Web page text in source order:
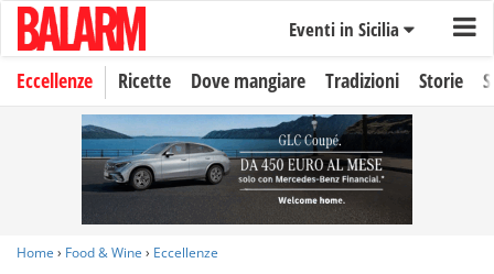
Eventi in Sicilia
Eccellenze Ricette Dove mangiare Tradizioni Storie
Home › Food & Wine › Eccellenze